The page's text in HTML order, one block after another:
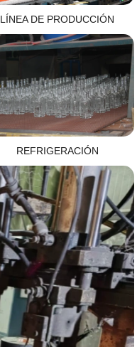
LÍNEA DE PRODUCCIÓN
REFRIGERACIÓN